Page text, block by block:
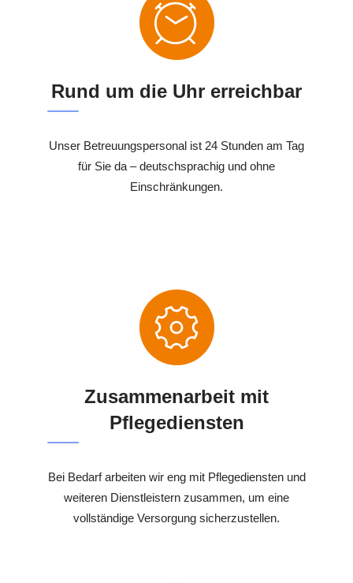
Rund um die Uhr erreichbar
Unser Betreuungspersonal ist 24 Stunden am Tag
für Sie da – deutschsprachig und ohne
Einschränkungen.
Zusammenarbeit mit
Pflegediensten
Bei Bedarf arbeiten wir eng mit Pflegediensten und
weiteren Dienstleistern zusammen, um eine
vollständige Versorgung sicherzustellen.